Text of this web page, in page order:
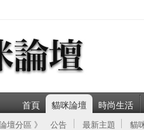
首頁 貓咪論壇 時尚生活
壇分區 》 公告 最新主題 貓